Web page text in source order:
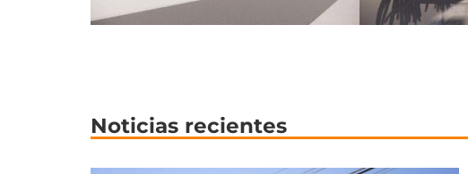
Noticias recientes